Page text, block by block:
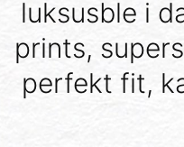
luksusble i
prints,
perfekt fit,